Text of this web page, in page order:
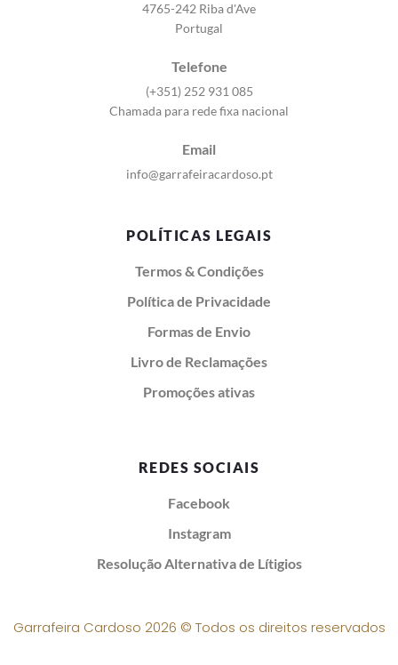
4765-242 Riba d'Ave
Portugal
Telefone
(+351) 252 931 085
Chamada para rede fixa nacional
Email
info@garrafeiracardoso.pt
POLÍTICAS LEGAIS
Termos & Condições
Política de Privacidade
Formas de Envio
Livro de Reclamações
Promoções ativas
REDES SOCIAIS
Facebook
Instagram
Resolução Alternativa de Lítigios
Garrafeira Cardoso 2026 © Todos os direitos reservados